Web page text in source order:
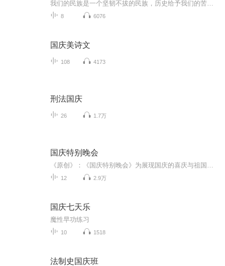
8 6076
国庆美诗文
108 4173
刑法国庆
26 1.7万
国庆特别晚会
12 2.9万
国庆七天乐
魔性早功练习
10 1518
法制史国庆班